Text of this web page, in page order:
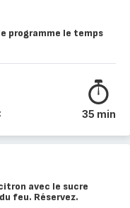
programme le temps
35 min
avec le sucre
feu. Réservez.